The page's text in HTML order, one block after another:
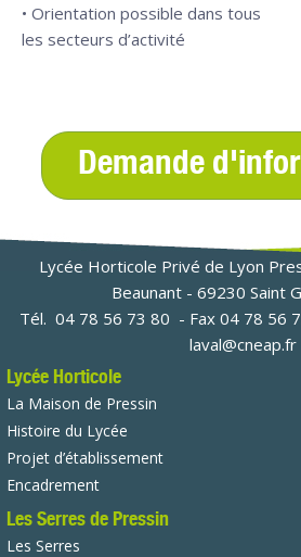
• Orientation possible dans tous
les secteurs d’activité
Demande
Lycée Horticole Privé de Lyon
Beaunant - 69230 Saint
Tél. 04 78 56 73 80 - Fax 04 78 56
laval@cneap.fr
Lycée Horticole
La Maison de Pressin
Histoire du Lycée
Projet d’établissement
Encadrement
Les Serres de Pressin
Les Serres